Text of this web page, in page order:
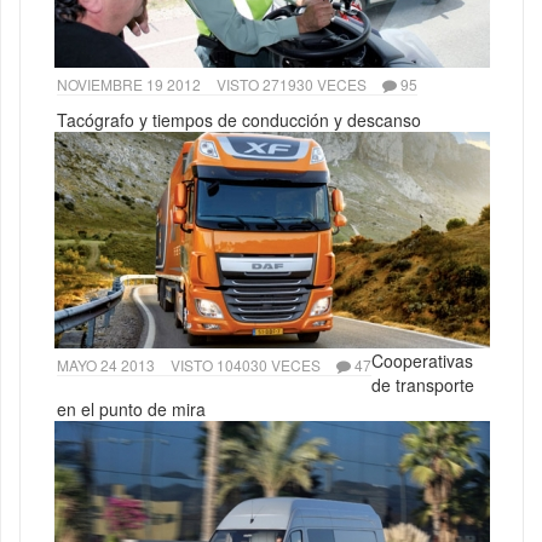
NOVIEMBRE 19 2012 VISTO 271930 VECES 95
Tacógrafo y tiempos de conducción y descanso
MAYO 24 2013 VISTO 104030 VECES 47Cooperativas
de transporte
en el punto de mira